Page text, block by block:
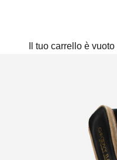
Il tuo carrello è vuoto
immagine